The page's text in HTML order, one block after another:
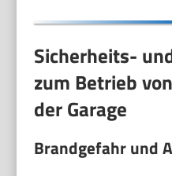
Sicherheits-
zum Betrieb
der Garage
Brandgefahr und